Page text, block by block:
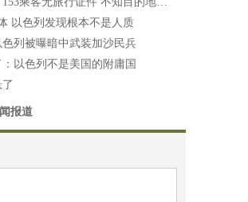
以色列发现根本不是人质
列被曝暗中武装加沙民兵
以色列不是美国的附庸国
报道